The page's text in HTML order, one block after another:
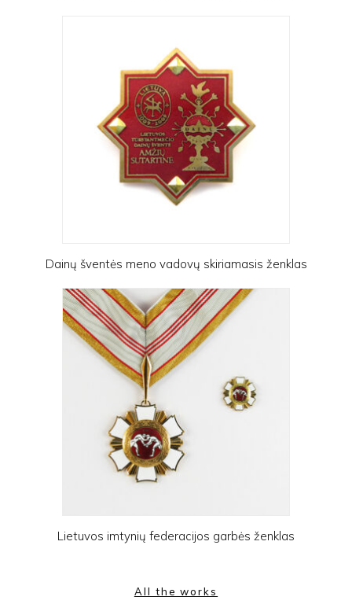
Dainų šventės meno vadovų skiriamasis ženklas
Lietuvos imtynių federacijos garbės ženklas
All the works